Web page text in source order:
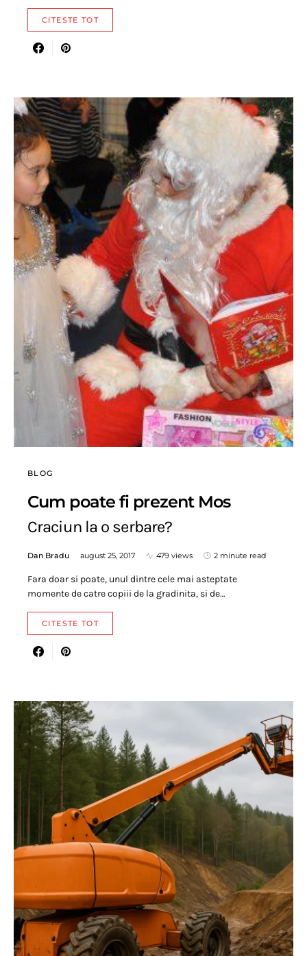
CITESTE TOT
BLOG
Cum poate fi prezent Mos
Craciun la o serbare?
Dan Bradu august 25, 2017 479 views 2 minute read
Fara doar si poate, unul dintre cele mai asteptate
momente de catre copiii de la gradinita, si de…
CITESTE TOT